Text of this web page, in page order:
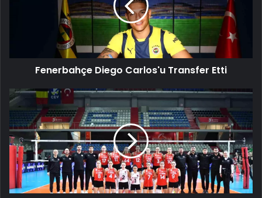
Fenerbahçe Diego Carlos'u Transfer Etti
THY
Kadın
Voleybol
Takımı
Çeyrek
Finale
Yükseldi